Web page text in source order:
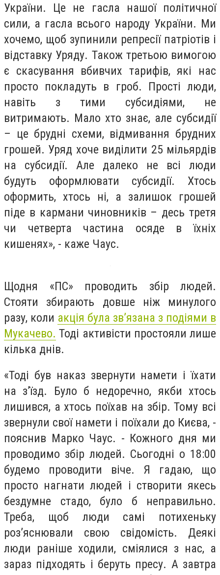
України. Це не гасла нашої політичної
сили, а гасла всього народу України. Ми
хочемо, щоб зупинили репресії патріотів і
відставку Уряду. Також третьою вимогою
є скасування вбивчих тарифів, які нас
просто покладуть в гроб. Прості люди,
навіть з тими субсидіями, не
витримають. Мало хто знає, але субсидії
– це брудні схеми, відмивання брудних
грошей. Уряд хоче виділити 25 мільярдів
на субсидії. Але далеко не всі люди
будуть оформлювати субсидії. Хтось
оформить, хтось ні, а залишок грошей
піде в кармани чиновників – десь третя
чи четверта частина осяде в їхніх
кишенях», - каже Чаус.
Щодня «ПС» проводить збір людей.
Стояти збирають довше ніж минулого
разу, коли акція була зв’язана з подіями в
Мукачево. Тоді активісти простояли лише
кілька днів.
«Тоді був наказ звернути намети і їхати
на з’їзд. Було б недоречно, якби хтось
лишився, а хтось поїхав на збір. Тому всі
звернули свої намети і поїхали до Києва, -
пояснив Марко Чаус. - Кожного дня ми
проводимо збір людей. Сьогодні о 18:00
будемо проводити віче. Я гадаю, що
просто нагнати людей і створити якесь
бездумне стадо, було б неправильно.
Треба, щоб люди самі потихеньку
роз’яснювали свою свідомість. Деякі
люди раніше ходили, сміялися з нас, а
зараз підходять і беруть пресу. А завтра